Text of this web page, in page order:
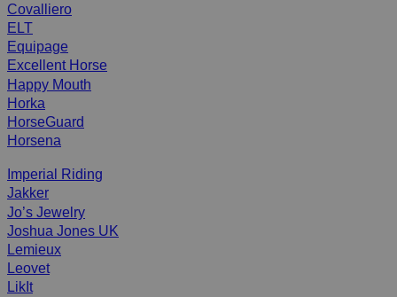
Covalliero
ELT
Equipage
Excellent Horse
Happy Mouth
Horka
HorseGuard
Horsena
Imperial Riding
Jakker
Jo’s Jewelry
Joshua Jones UK
Lemieux
Leovet
LikIt